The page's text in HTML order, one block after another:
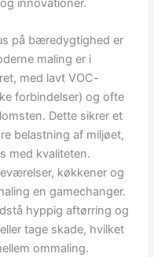
innovationer.
på bæredygtighed er
maling er i
med lavt VOC-
forbindelser) og ofte
Dette sikrer et
belastning af miljøet,
med kvaliteten.
køkkener og
en gamechanger.
hyppig aftørring og
tage skade, hvilket
ommaling.